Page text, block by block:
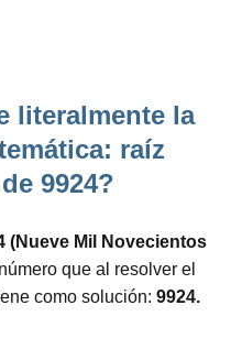
literalmente la
raíz
9924?
(Nueve Mil Novecientos
que al resolver el
como solución: 9924.